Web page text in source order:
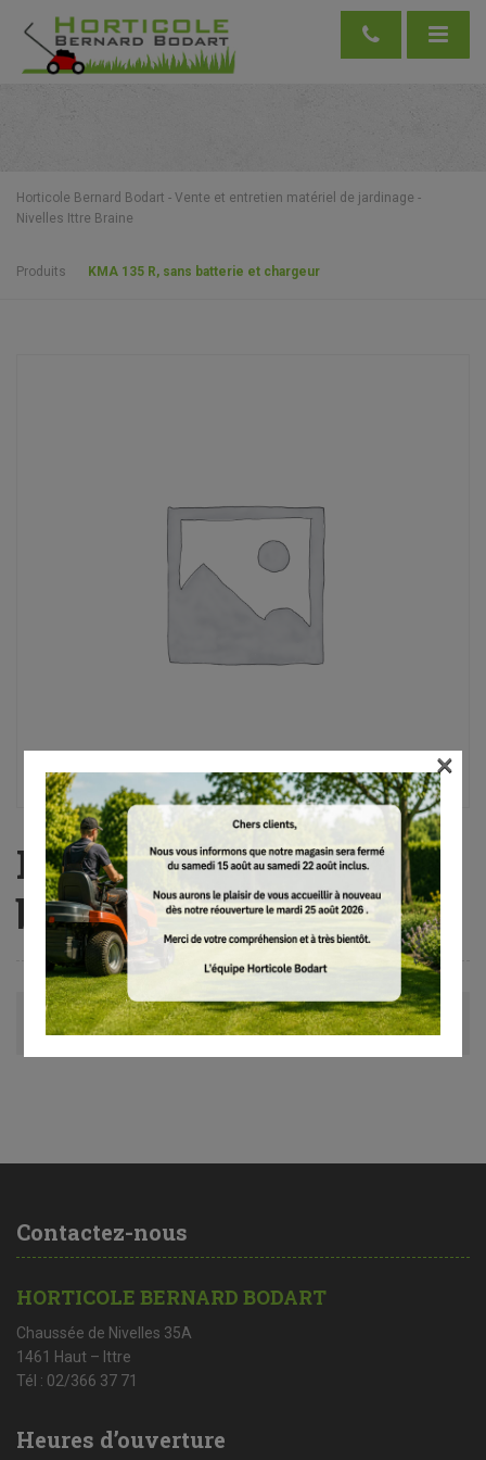
Horticole Bernard Bodart - Vente et entretien matériel de jardinage -
Nivelles Ittre Braine
Produits KMA 135 R, sans batterie et chargeur
KMA 135 R, sans
batterie et chargeur
Avis (0)
Contactez-nous
HORTICOLE BERNARD BODART
Chaussée de Nivelles 35A
1461 Haut – Ittre
Tél : 02/366 37 71
Heures d’ouverture
×